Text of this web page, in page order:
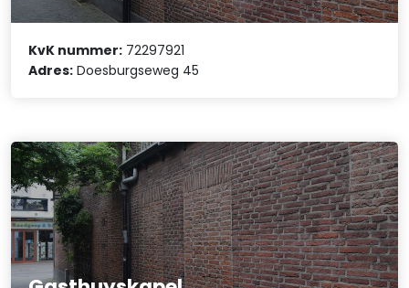
KvK nummer: 72297921
Adres: Doesburgseweg 45